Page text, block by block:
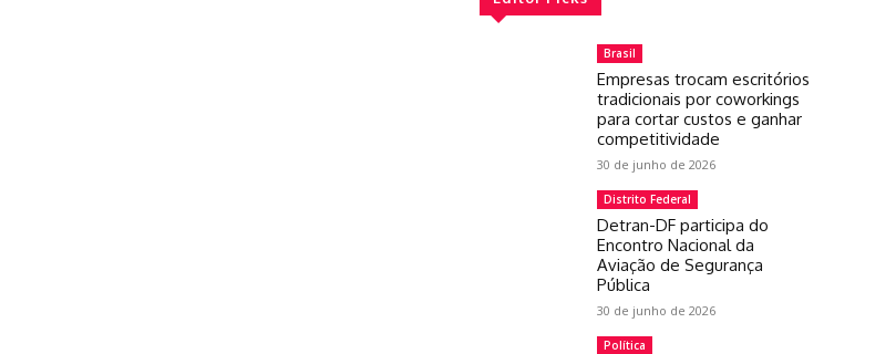
Brasil
Empresas trocam escritórios
tradicionais por coworkings
para cortar custos e ganhar
competitividade
30 de junho de 2026
Distrito Federal
Detran-DF participa do
Encontro Nacional da
Aviação de Segurança
Pública
30 de junho de 2026
Política